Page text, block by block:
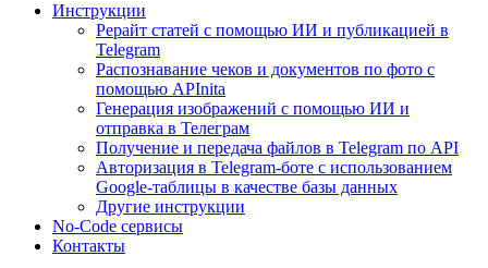
Инструкции
Рерайт статей с помощью ИИ и публикацией в
Telegram
Распознавание чеков и документов по фото с
помощью APInita
Генерация изображений с помощью ИИ и
отправка в Телеграм
Получение и передача файлов в Telegram по API
Авторизация в Telegram-боте с использованием
Google-таблицы в качестве базы данных
Другие инструкции
No-Code сервисы
Контакты